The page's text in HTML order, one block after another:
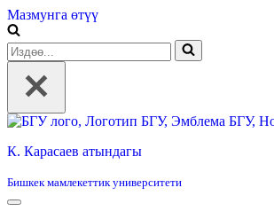
Мазмунга өтүү
Издөө...
К. Карасаев атындагы
Бишкек мамлекеттик университети